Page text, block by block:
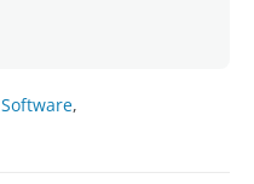
Software,